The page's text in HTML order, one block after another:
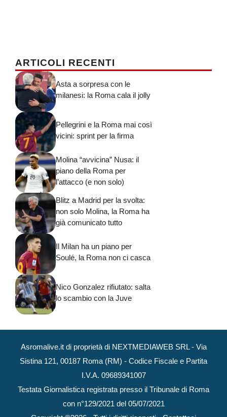
ARTICOLI RECENTI
Asta a sorpresa con le
milanesi: la Roma cala il jolly
Pellegrini e la Roma mai così
vicini: sprint per la firma
Molina “avvicina” Nusa: il
piano della Roma per
l’attacco (e non solo)
Blitz a Madrid per la svolta:
non solo Molina, la Roma ha
già comunicato tutto
Il Milan ha un piano per
Soulé, la Roma non ci casca
Nico Gonzalez rifiutato: salta
lo scambio con la Juve
Asromalive.it di proprietà di NEXTMEDIAWEB SRL - Via
Sistina 121, 00187 Roma (RM) - Codice Fiscale e Partita
I.V.A. 09689341007
Testata Giornalistica registrata presso il Tribunale di Roma
con n°129/2021 del 05/07/2021